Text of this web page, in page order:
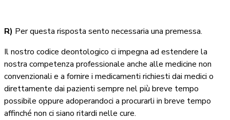
R) Per questa risposta sento necessaria una premessa.
Il nostro codice deontologico ci impegna ad estendere la
nostra competenza professionale anche alle medicine non
convenzionali e a fornire i medicamenti richiesti dai medici o
direttamente dai pazienti sempre nel più breve tempo
possibile oppure adoperandoci a procurarli in breve tempo
affinché non ci siano ritardi nelle cure.